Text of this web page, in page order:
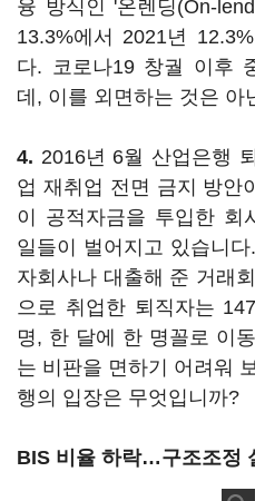
융 방식인 '온렌딩(On-
13.3%에서 2021년
다. 코로나19 창궐 이후
데, 이를 외면하는 것은 아
4. 2016년 6월 산업은행
업 재취업 전면 금지 방안
이 공적자금을 투입한 회
일들이 벌어지고 있습니
자회사나 대출해 준 거래
으로 취업한 퇴직자는
명, 한 달에 한 명꼴로 이
는 비판을 면하기 어려워
행의 입장은 무엇입니까?
BIS 비율 하락…구조조정